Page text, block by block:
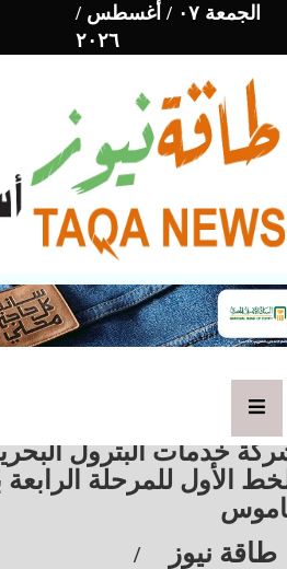
الجمعة ٠٧ / أغسطس /
٢٠٢٦
خدمات البترول
الأول للمرحلة الرابعة
طاقة نيوز /